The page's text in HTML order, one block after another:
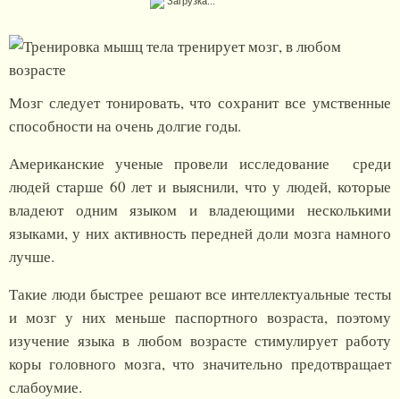
Мозг следует тонировать, что сохранит все умственные
способности на очень долгие годы.
Американские ученые провели исследование среди
людей старше 60 лет и выяснили, что у людей, которые
владеют одним языком и владеющими несколькими
языками, у них активность передней доли мозга намного
лучше.
Такие люди быстрее решают все интеллектуальные тесты
и мозг у них меньше паспортного возраста, поэтому
изучение языка в любом возрасте стимулирует работу
коры головного мозга, что значительно предотвращает
слабоумие.